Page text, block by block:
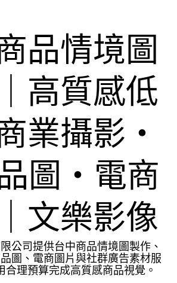
品情境圖
高質感低
業攝影・
圖・電商
文樂影像
公司提供台中商品情境圖製作、
圖、電商圖片與社群廣告素材服
合理預算完成高質感商品視覺。